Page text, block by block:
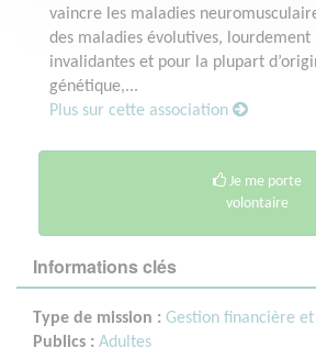
vaincre les maladies
des maladies évolutives, lourdement
invalidantes et pour la plupart
génétique,...
Plus sur cette association
Je me porte
volontaire
Informations clés
Type de mission : Gestion financière
Publics : Adultes